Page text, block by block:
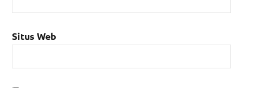
Situs Web